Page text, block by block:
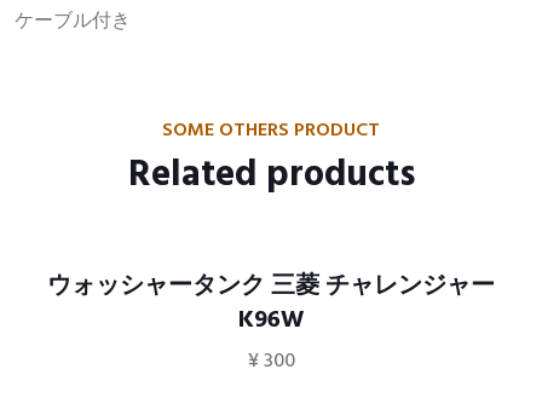
ケーブル付き
SOME OTHERS PRODUCT
Related products
ウォッシャータンク 三菱 チャレンジャー
K96W
¥300